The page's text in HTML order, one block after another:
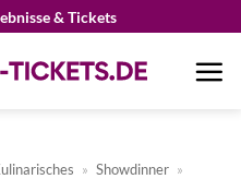
& Tickets
» Showdinner »